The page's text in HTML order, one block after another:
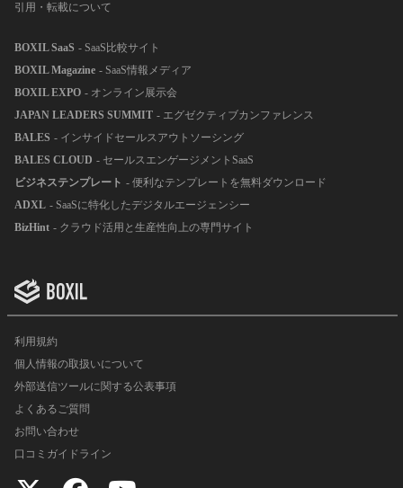
引用・転載について
BOXIL SaaS - SaaS比較サイト
BOXIL Magazine - SaaS情報メディア
BOXIL EXPO - オンライン展示会
JAPAN LEADERS SUMMIT - エグゼクティブカンファレンス
BALES - インサイドセールスアウトソーシング
BALES CLOUD - セールスエンゲージメントSaaS
ビジネステンプレート - 便利なテンプレートを無料ダウンロード
ADXL - SaaSに特化したデジタルエージェンシー
BizHint - クラウド活用と生産性向上の専門サイト
利用規約
個人情報の取扱いについて
外部送信ツールに関する公表事項
よくあるご質問
お問い合わせ
口コミガイドライン